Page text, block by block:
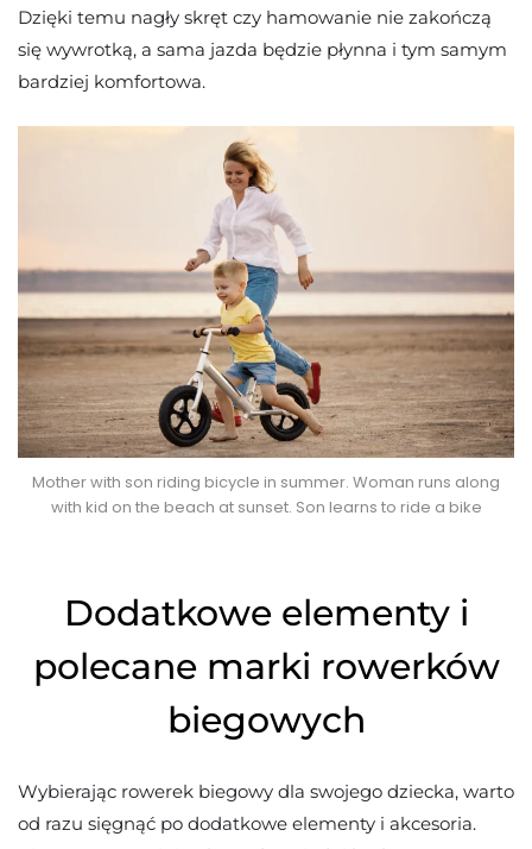
Dzięki temu nagły skręt czy hamowanie nie zakończą
się wywrotką, a sama jazda będzie płynna i tym samym
bardziej komfortowa.
Mother with son riding bicycle in summer. Woman runs along
with kid on the beach at sunset. Son learns to ride a bike
Dodatkowe elementy i
polecane marki rowerków
biegowych
Wybierając rowerek biegowy dla swojego dziecka, warto
od razu sięgnąć po dodatkowe elementy i akcesoria.